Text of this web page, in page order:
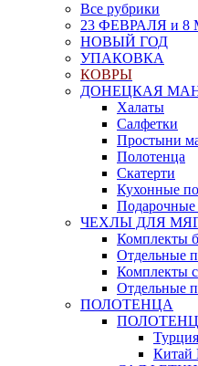
Все рубрики
23 ФЕВРАЛЯ и 8
НОВЫЙ ГОД
УПАКОВКА
КОВРЫ
ДОНЕЦКАЯ
Халаты
Салфетки
Простыни
Полотенца
Скатерти
Кухонные
ЧЕХЛЫ ДЛЯ
Комплекты
Отдельные
Комплекты
Отдельные
ПОЛОТЕНЦА
Турция
Китай